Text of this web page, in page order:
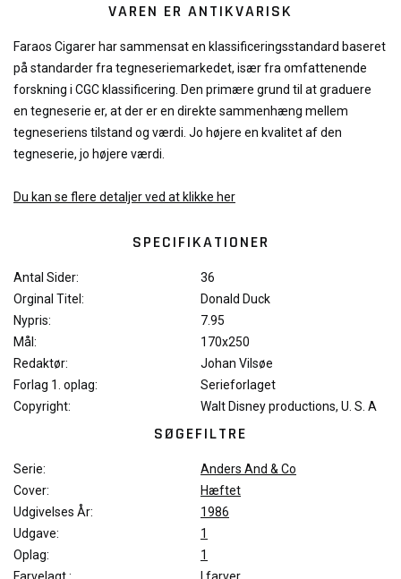
VAREN ER ANTIKVARISK
Faraos Cigarer har sammensat en klassificeringsstandard baseret
på standarder fra tegneseriemarkedet, især fra omfattenende
forskning i CGC klassificering. Den primære grund til at graduere
en tegneserie er, at der er en direkte sammenhæng mellem
tegneseriens tilstand og værdi. Jo højere en kvalitet af den
tegneserie, jo højere værdi.
Du kan se flere detaljer ved at klikke her
SPECIFIKATIONER
Antal Sider:
36
Orginal Titel:
Donald Duck
Nypris:
7.95
Mål:
170x250
Redaktør:
Johan Vilsøe
Forlag 1. oplag:
Serieforlaget
Copyright:
Walt Disney productions, U. S. A
SØGEFILTRE
Serie:
Anders And & Co
Cover:
Hæftet
Udgivelses År:
1986
Udgave:
1
Oplag:
1